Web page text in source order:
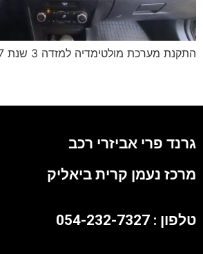
התקנת מערכת מולטימדיה למזדה 3 שנת 2017
גרנד פרי אביזרי רכב
מרכז נעמן קרית ביאליק
טלפון : 054-232-7327